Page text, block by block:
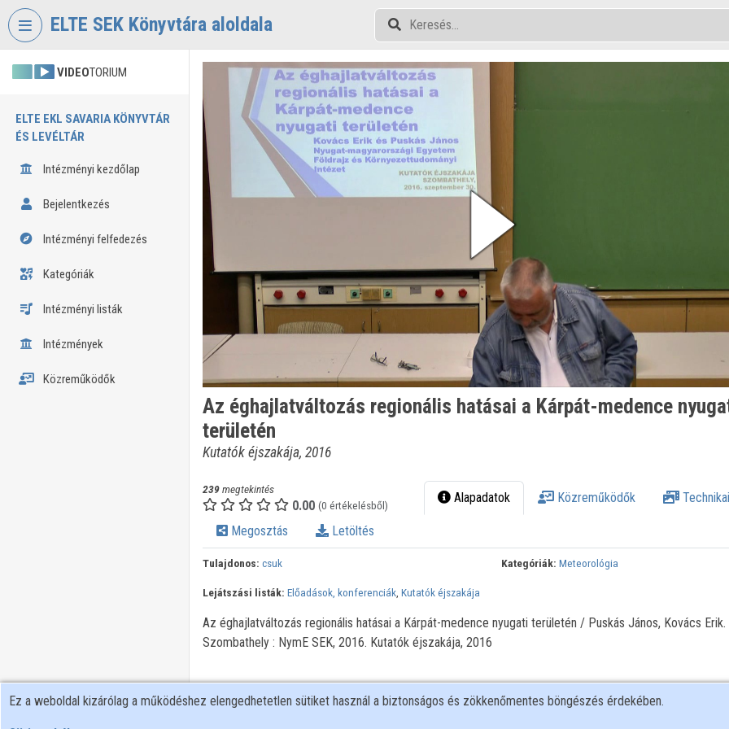
Fejléc kihagyása
ELTE SEK Könyvtára aloldala
VIDEOTORIUM
ELTE EKL SAVARIA KÖNYVTÁR
ÉS LEVÉLTÁR
Intézményi kezdőlap
Bejelentkezés
Intézményi felfedezés
Kategóriák
Intézményi listák
Intézmények
Közreműködők
Az éghajlatváltozás regionális hatásai a Kárpát-medence
területén
Kutatók éjszakája, 2016
239megtekintés
0.00 (0 értékelésből) Alapadatok Közreműködők
Megosztás Letöltés
Tulajdonos: csuk Kategóriák: Meteorológia
Lejátszási listák: Előadások, konferenciák, Kutatók éjszakája
Az éghajlatváltozás regionális hatásai a Kárpát-medence nyugati területén / Puskás János, Kovács Erik.
Szombathely : NymE SEK, 2016. Kutatók éjszakája, 2016
Ez a weboldal kizárólag a működéshez elengedhetetlen sütiket használ a biztonságos és zökkenőmentes böngészés érdekében.